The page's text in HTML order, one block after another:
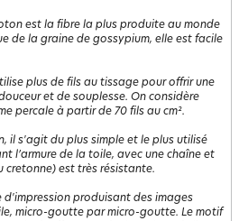
est la fibre la plus produite au monde
de la graine de gossypium, elle est facile
plus de fils au tissage pour offrir une
et de souplesse. On considère
percale à partir de 70 fils au cm².
il s'agit du plus simple et le plus utilisé
l’armure de la toile, avec une chaîne et
cretonne) est très résistante.
d'impression produisant des images
micro-goutte par micro-goutte. Le motif